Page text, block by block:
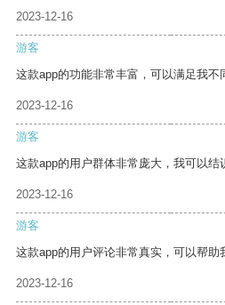
2023-12-16
游客
这款app的功能非常丰富，可以满足我不
2023-12-16
游客
这款app的用户群体非常庞大，我可以结
2023-12-16
游客
这款app的用户评论非常真实，可以帮助
2023-12-16